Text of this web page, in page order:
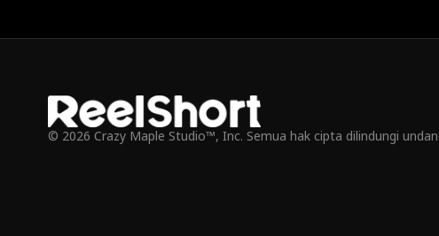
© 2026 Crazy Maple Studio™, Inc. Semua hak cipta dilindungi